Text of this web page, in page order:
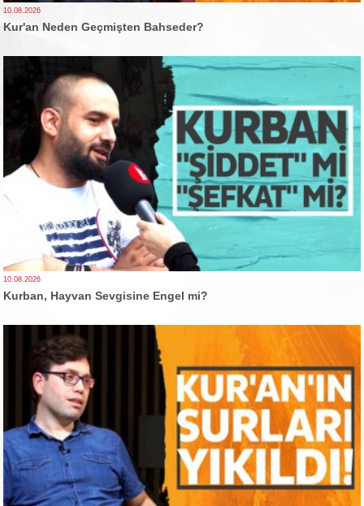
10.08.2026
Kur'an Neden Geçmişten Bahseder?
10.08.2026
Kurban, Hayvan Sevgisine Engel mi?